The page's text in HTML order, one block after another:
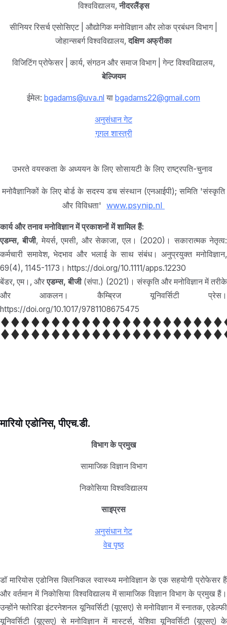
विश्वविद्यालय,नीदरलैंड्स
सीनियर रिसर्च एसोसिएट | औद्योगिक मनोविज्ञान और लोक प्रबंधन विभाग |
जोहान्सबर्ग विश्वविद्यालय,दक्षिण अफ्रीका
विजिटिंग प्रोफेसर | कार्य, संगठन और समाज विभाग | गेन्ट विश्वविद्यालय,
बेल्जियम
ईमेल: bgadams@uva.nl या bgadams22@gmail.com
अनुसंधान गेट
गूगल शास्त्री
उभरते वयस्कता के अध्ययन के लिए सोसायटी के लिए राष्ट्रपति-चुनाव
मनोवैज्ञानिकों के लिए बोर्ड के सदस्य डच संस्थान (एनआईपी); समिति 'संस्कृति
और विविधता' www.psynip.nl
कार्य और तनाव मनोविज्ञान में प्रकाशनों में शामिल हैं:
एडम्स, बीजी, मेयर्स, एमसी, और सेकाजा, एल। (2020)। सकारात्मक नेतृत्व:
कर्मचारी समावेश, भेदभाव और भलाई के साथ संबंध। अनुप्रयुक्त मनोविज्ञान,
69(4), 1145-1173। https://doi.org/10.1111/apps.12230
बेंडर, एम।, औरएडम्स, बीजी(संपा.) (2021)। संस्कृति और मनोविज्ञान में तरीके
और आकलन। कैम्ब्रिज यूनिवर्सिटी प्रेस।
https://doi.org/10.1017/9781108675475
मारियो एडोनिस, पीएच.डी.
विभाग के प्रमुख
सामाजिक विज्ञान विभाग
निकोसिया विश्वविद्यालय
साइप्रस
अनुसंधान गेट
वेब पृष्ठ
डॉ मारियोस एडोनिस क्लिनिकल स्वास्थ्य मनोविज्ञान के एक सहयोगी प्रोफेसर हैं
और वर्तमान में निकोसिया विश्वविद्यालय में सामाजिक विज्ञान विभाग के प्रमुख हैं।
उन्होंने फ्लोरिडा इंटरनेशनल यूनिवर्सिटी (यूएसए) से मनोविज्ञान में स्नातक, एडेल्फी
यूनिवर्सिटी (यूएसए) से मनोविज्ञान में मास्टर्स, येशिवा यूनिवर्सिटी (यूएसए) के